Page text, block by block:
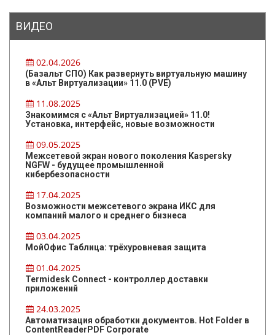
ВИДЕО
02.04.2026
(Базальт СПО) Как развернуть виртуальную машину
в «Альт Виртуализации» 11.0 (PVE)
11.08.2025
Знакомимся с «Альт Виртуализацией» 11.0!
Установка, интерфейс, новые возможности
09.05.2025
Межсетевой экран нового поколения Kaspersky
NGFW - будущее промышленной
кибербезопасности
17.04.2025
Возможности межсетевого экрана ИКС для
компаний малого и среднего бизнеса
03.04.2025
МойОфис Таблица: трёхуровневая защита
01.04.2025
Termidesk Connect - контроллер доставки
приложений
24.03.2025
Автоматизация обработки документов. Hot Folder в
ContentReaderPDF Corporate